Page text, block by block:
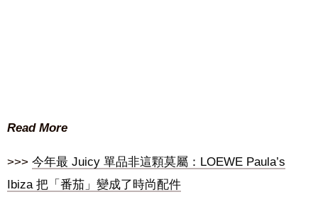
Read More
>>> 今年最 Juicy 單品非這顆莫屬：LOEWE Paula’s
Ibiza 把「番茄」變成了時尚配件